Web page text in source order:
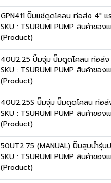
GPN411 ปั๊มแช่ดูดโคลน ท่อส่ง 4" แ
SKU : TSURUMI PUMP สินค้าของ
(Product)
40U2.25 ปั๊มจุ่ม ปั๊มดูดโคลน ท่อส่ง
SKU : TSURUMI PUMP สินค้าขอ
(Product)
40U2.25S ปั๊มจุ่ม ปั๊มดูดโคลน ท่อส่
SKU : TSURUMI PUMP สินค้าขอ
(Product)
50UT2.75 (MANUAL) ปั๊มสูบน้ำรุ่
SKU : TSURUMI PUMP สินค้าขอ
(Product)